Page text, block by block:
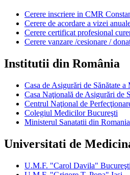
Cerere inscriere in CMR
Cerere de acordare a vizei
Cerere certificat profesional
Cerere vanzare /cesionare /
Institutii din România
Casa de Asigurări de Sănătate
Casa Naţională de Asigurări de
Centrul Naţional de
Colegiul Medicilor Bucureşti
Ministerul Sanatatii din Romania
Universitati de
U.M.F. "Carol Davila" Bucureşti